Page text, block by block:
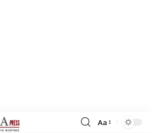
Font
Aa